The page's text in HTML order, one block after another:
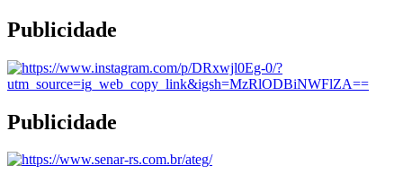
Publicidade
Publicidade